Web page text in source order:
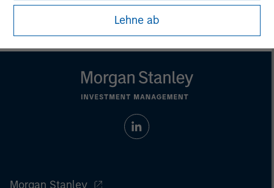
Lehne ab
considerations.
Morgan Stanley